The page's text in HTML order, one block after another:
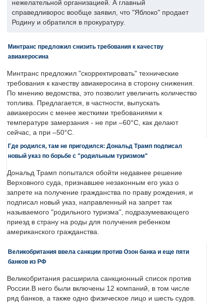
нежелательной организацией. А главный
справедливорос вообще заявил, что "Яблоко" продает
Родину и обратился в прокуратуру.
Минтранс предложил снизить требования к качеству
авиакеросина
Минтранс предложил "скорректировать" технические
требования к качеству авиакеросина в сторону снижения.
По мнению ведомства, это позволит увеличить количество
топлива. Предлагается, в частности, выпускать
авиакеросин с менее жесткими требованиями к
температуре замерзания - не при –60°C, как делают
сейчас, а при –50°C.
Где родился, там не пригодился: Дональд Трамп подписал
новый указ по борьбе с "родильным туризмом"
Дональд Трамп попытался обойти недавнее решение
Верховного суда, признавшее незаконным его указ о
запрете на получение гражданства по праву рождения, и
подписал новый указ, направленный на запрет так
называемого "родильного туризма", подразумевающего
приезд в страну на роды для получения ребенком
американского гражданства.
Великобритания ввела санкции против Озон банка и еще пяти
банков из РФ
Великобритания расширила санкционный список против
России.В него были включены 12 компаний, в том числе
ряд банков, а также одно физическое лицо и шесть судов.